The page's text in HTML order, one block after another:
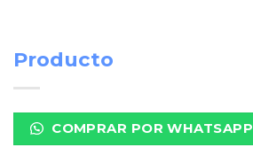
Producto
COMPRAR POR WHATSAPP